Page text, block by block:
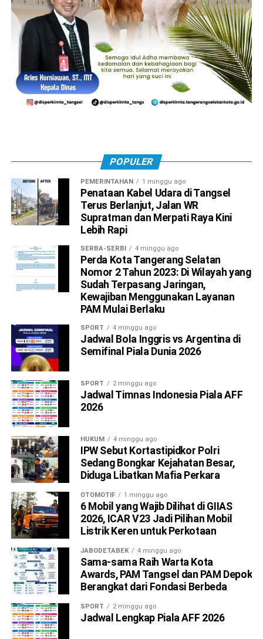
POPULER
PEMERINTAHAN 1 minggu ago
Penataan Kabel Udara di Tangsel
Terus Berlanjut, Jalan WR
Supratman dan Merpati Raya Kini
Lebih Rapi
SERBA-SERBI 4 minggu ago
Perda Kota Tangerang Selatan
Nomor 2 Tahun 2023: Di Wilayah yang
Sudah Terpasang Jaringan,
Kewajiban Menggunakan Layanan
PAM Mulai Berlaku
SPORT 4 minggu ago
Jadwal Bola Inggris vs Argentina di
Semifinal Piala Dunia 2026
SPORT 2 minggu ago
Jadwal Timnas Indonesia Piala AFF
2026
HUKUM 4 minggu ago
IPW Sebut Kortastipidkor Polri
Sedang Bongkar Kejahatan Besar,
Diduga Libatkan Mafia Perkara
OTOMOTIF 1 minggu ago
6 Mobil yang Wajib Dilihat di GIIAS
2026, ICAR V23 Jadi Pilihan Mobil
Listrik Keren untuk Perkotaan
JABODETABEK 4 minggu ago
Sama-sama Raih Warta Kota
Awards, PAM Tangsel dan PAM Depok
Berangkat dari Fondasi Berbeda
SPORT 2 minggu ago
Jadwal Lengkap Piala AFF 2026